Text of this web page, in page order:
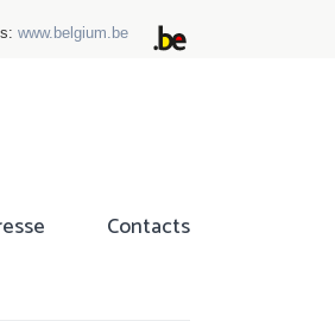
www.belgium.be
Contacts